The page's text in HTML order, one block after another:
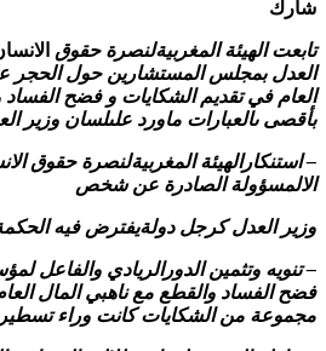
شارك
تابعت الهيئة المغربيةلنصرة حقوق
العدل بمجلس المستشارين حول الحجر
العام في تقديم الشكايات و فضح الفساد
بأقصى ىالعبارات ماورد علىلسان وزير
– استنكارالهيئة المغربيةلنصرة حقوق
الالمسؤولة الصادرة عن شخص
وزير العدل كرجل دولةيفترض فيه
– تنويه وتثمين الدورالريادي والفاعل
فضح الفساد والقطع مع ناهبي المال
مجموعة من الشكايات كانت وراء تسطير